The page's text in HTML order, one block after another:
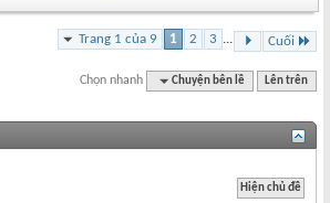
Trang 1 của 9 1 2 3 ... Cuối
Chọn nhanh Chuyện bên lề Lên trên